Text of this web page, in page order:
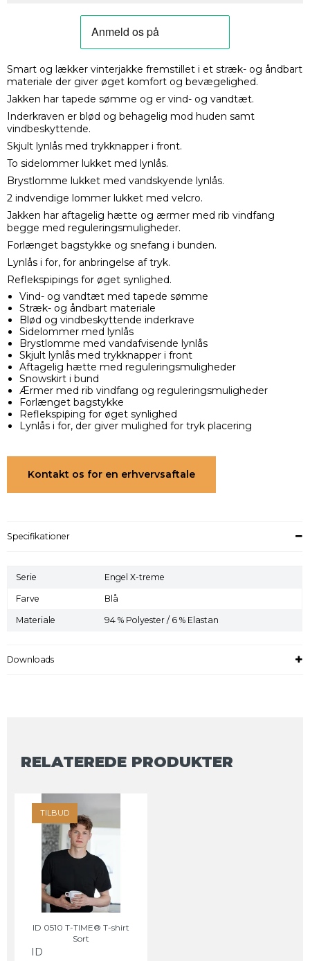
Smart og lækker vinterjakke fremstillet i et stræk- og åndbart
materiale der giver øget komfort og bevægelighed.
Jakken har tapede sømme og er vind- og vandtæt.
Inderkraven er blød og behagelig mod huden samt
vindbeskyttende.
Skjult lynlås med trykknapper i front.
To sidelommer lukket med lynlås.
Brystlomme lukket med vandskyende lynlås.
2 indvendige lommer lukket med velcro.
Jakken har aftagelig hætte og ærmer med rib vindfang
begge med reguleringsmuligheder.
Forlænget bagstykke og snefang i bunden.
Lynlås i for, for anbringelse af tryk.
Reflekspipings for øget synlighed.
Vind- og vandtæt med tapede sømme
Stræk- og åndbart materiale
Blød og vindbeskyttende inderkrave
Sidelommer med lynlås
Brystlomme med vandafvisende lynlås
Skjult lynlås med trykknapper i front
Aftagelig hætte med reguleringsmuligheder
Snowskirt i bund
Ærmer med rib vindfang og reguleringsmuligheder
Forlænget bagstykke
Reflekspiping for øget synlighed
Lynlås i for, der giver mulighed for tryk placering
Kontakt os for en erhvervsaftale
Specifikationer
Serie Engel X-treme
Farve Blå
Materiale 94 % Polyester / 6 % Elastan
Downloads
RELATEREDE PRODUKTER
TILBUD
ID 0510 T-TIME® T-shirt
Sort
ID